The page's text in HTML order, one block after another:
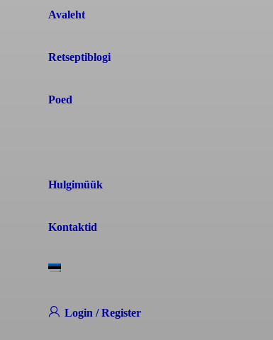
Avaleht
Retseptiblogi
Poed
Hulgimüük
Kontaktid
Login / Register